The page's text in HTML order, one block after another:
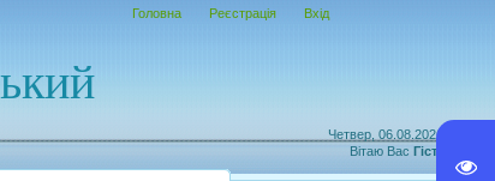
Четвер, 06.08.2026, 14:08
Вітаю Вас Гість
Головна Реєстрація Вхід